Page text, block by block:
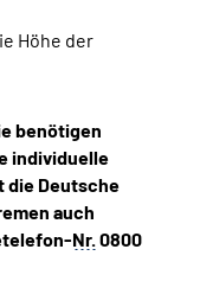
Höhe der
benötigen
individuelle
die Deutsche
auch
Nr.0800